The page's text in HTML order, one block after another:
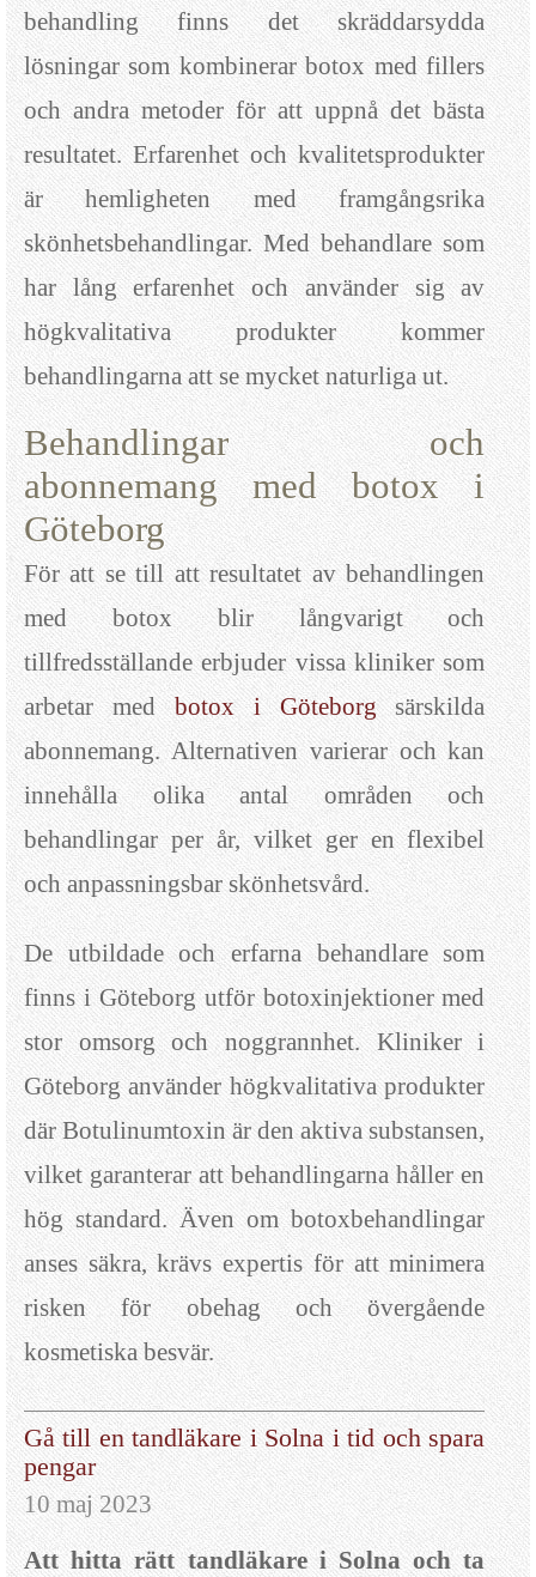
behandling finns det skräddarsydda
lösningar som kombinerar botox med fillers
och andra metoder för att uppnå det bästa
resultatet. Erfarenhet och kvalitetsprodukter
är hemligheten med framgångsrika
skönhetsbehandlingar. Med behandlare som
har lång erfarenhet och använder sig av
högkvalitativa produkter kommer
behandlingarna att se mycket naturliga ut.
Behandlingar och
abonnemang med botox i
Göteborg
För att se till att resultatet av behandlingen
med botox blir långvarigt och
tillfredsställande erbjuder vissa kliniker som
arbetar medbotox i Göteborgsärskilda
abonnemang. Alternativen varierar och kan
innehålla olika antal områden och
behandlingar per år, vilket ger en flexibel
och anpassningsbar skönhetsvård.
De utbildade och erfarna behandlare som
finns i Göteborg utför botoxinjektioner med
stor omsorg och noggrannhet. Kliniker i
Göteborg använder högkvalitativa produkter
där Botulinumtoxin är den aktiva substansen,
vilket garanterar att behandlingarna håller en
hög standard. Även om botoxbehandlingar
anses säkra, krävs expertis för att minimera
risken för obehag och övergående
kosmetiska besvär.
Gå till en tandläkare i Solna i tid och spara
pengar
10 maj 2023
Att hitta rätt tandläkare i Solna och ta